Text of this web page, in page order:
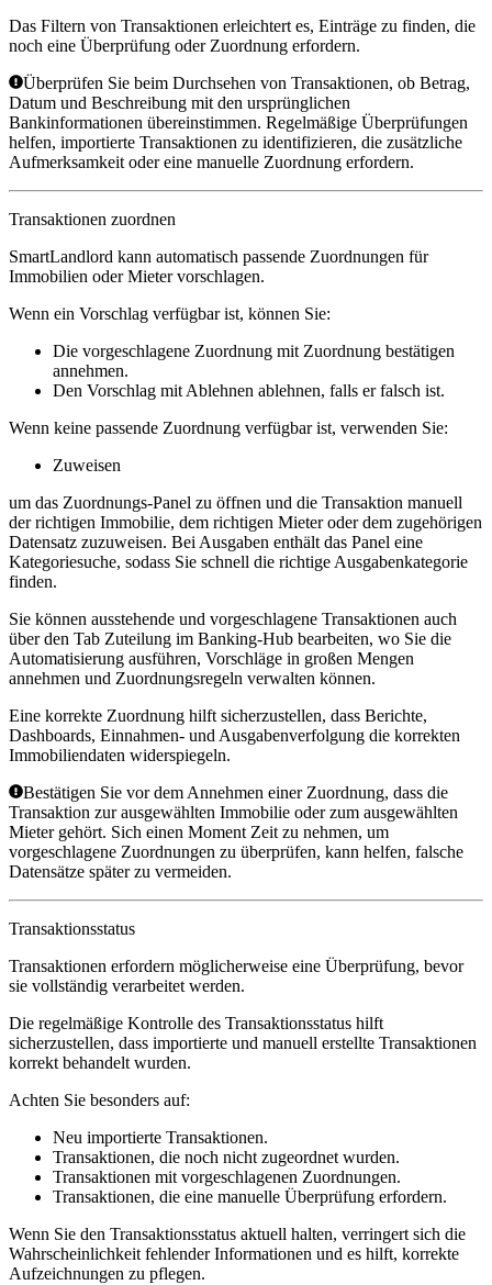
Das Filtern von Transaktionen erleichtert es, Einträge zu finden, die
noch eine Überprüfung oder Zuordnung erfordern.
Überprüfen Sie beim Durchsehen von Transaktionen, ob Betrag,
Datum und Beschreibung mit den ursprünglichen
Bankinformationen übereinstimmen. Regelmäßige Überprüfungen
helfen, importierte Transaktionen zu identifizieren, die zusätzliche
Aufmerksamkeit oder eine manuelle Zuordnung erfordern.
Transaktionen zuordnen
SmartLandlord kann automatisch passende Zuordnungen für
Immobilien oder Mieter vorschlagen.
Wenn ein Vorschlag verfügbar ist, können Sie:
Die vorgeschlagene Zuordnung mit Zuordnung bestätigen
annehmen.
Den Vorschlag mit Ablehnen ablehnen, falls er falsch ist.
Wenn keine passende Zuordnung verfügbar ist, verwenden Sie:
Zuweisen
um das Zuordnungs-Panel zu öffnen und die Transaktion manuell
der richtigen Immobilie, dem richtigen Mieter oder dem zugehörigen
Datensatz zuzuweisen. Bei Ausgaben enthält das Panel eine
Kategoriesuche, sodass Sie schnell die richtige Ausgabenkategorie
finden.
Sie können ausstehende und vorgeschlagene Transaktionen auch
über den Tab Zuteilung im Banking-Hub bearbeiten, wo Sie die
Automatisierung ausführen, Vorschläge in großen Mengen
annehmen und Zuordnungsregeln verwalten können.
Eine korrekte Zuordnung hilft sicherzustellen, dass Berichte,
Dashboards, Einnahmen- und Ausgabenverfolgung die korrekten
Immobiliendaten widerspiegeln.
Bestätigen Sie vor dem Annehmen einer Zuordnung, dass die
Transaktion zur ausgewählten Immobilie oder zum ausgewählten
Mieter gehört. Sich einen Moment Zeit zu nehmen, um
vorgeschlagene Zuordnungen zu überprüfen, kann helfen, falsche
Datensätze später zu vermeiden.
Transaktionsstatus
Transaktionen erfordern möglicherweise eine Überprüfung, bevor
sie vollständig verarbeitet werden.
Die regelmäßige Kontrolle des Transaktionsstatus hilft
sicherzustellen, dass importierte und manuell erstellte Transaktionen
korrekt behandelt wurden.
Achten Sie besonders auf:
Neu importierte Transaktionen.
Transaktionen, die noch nicht zugeordnet wurden.
Transaktionen mit vorgeschlagenen Zuordnungen.
Transaktionen, die eine manuelle Überprüfung erfordern.
Wenn Sie den Transaktionsstatus aktuell halten, verringert sich die
Wahrscheinlichkeit fehlender Informationen und es hilft, korrekte
Aufzeichnungen zu pflegen.